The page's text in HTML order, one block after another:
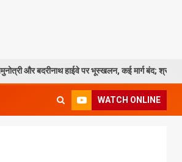
हाईवे पर भूस्खलन, कई मार्ग बंद; श्रद्धालु और यात्री
WATCH ONLINE